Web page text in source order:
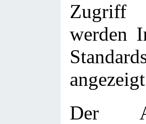
Zugriff
werden
Der